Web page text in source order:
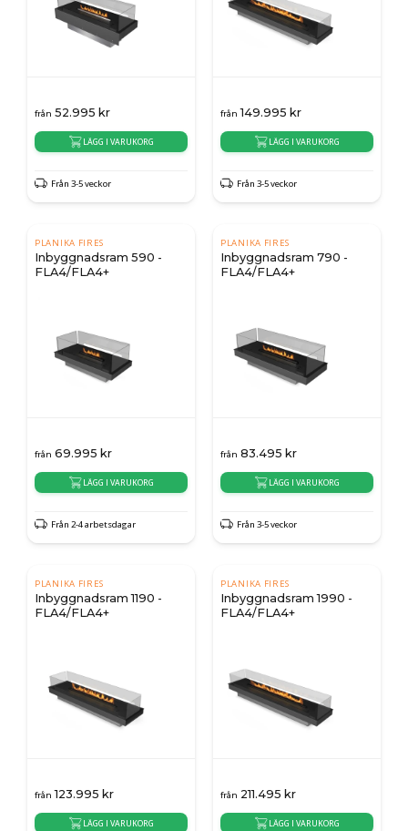
från 52.995 kr
LÄGG I VARUKORG
Från 3-5 veckor
från 149.995 kr
LÄGG I VARUKORG
Från 3-5 veckor
PLANIKA FIRES
Inbyggnadsram 590 -
FLA4/FLA4+
från 69.995 kr
LÄGG I VARUKORG
Från 2-4 arbetsdagar
PLANIKA FIRES
Inbyggnadsram 790 -
FLA4/FLA4+
från 83.495 kr
LÄGG I VARUKORG
Från 3-5 veckor
PLANIKA FIRES
Inbyggnadsram 1190 -
FLA4/FLA4+
från 123.995 kr
LÄGG I VARUKORG
PLANIKA FIRES
Inbyggnadsram 1990 -
FLA4/FLA4+
från 211.495 kr
LÄGG I VARUKORG